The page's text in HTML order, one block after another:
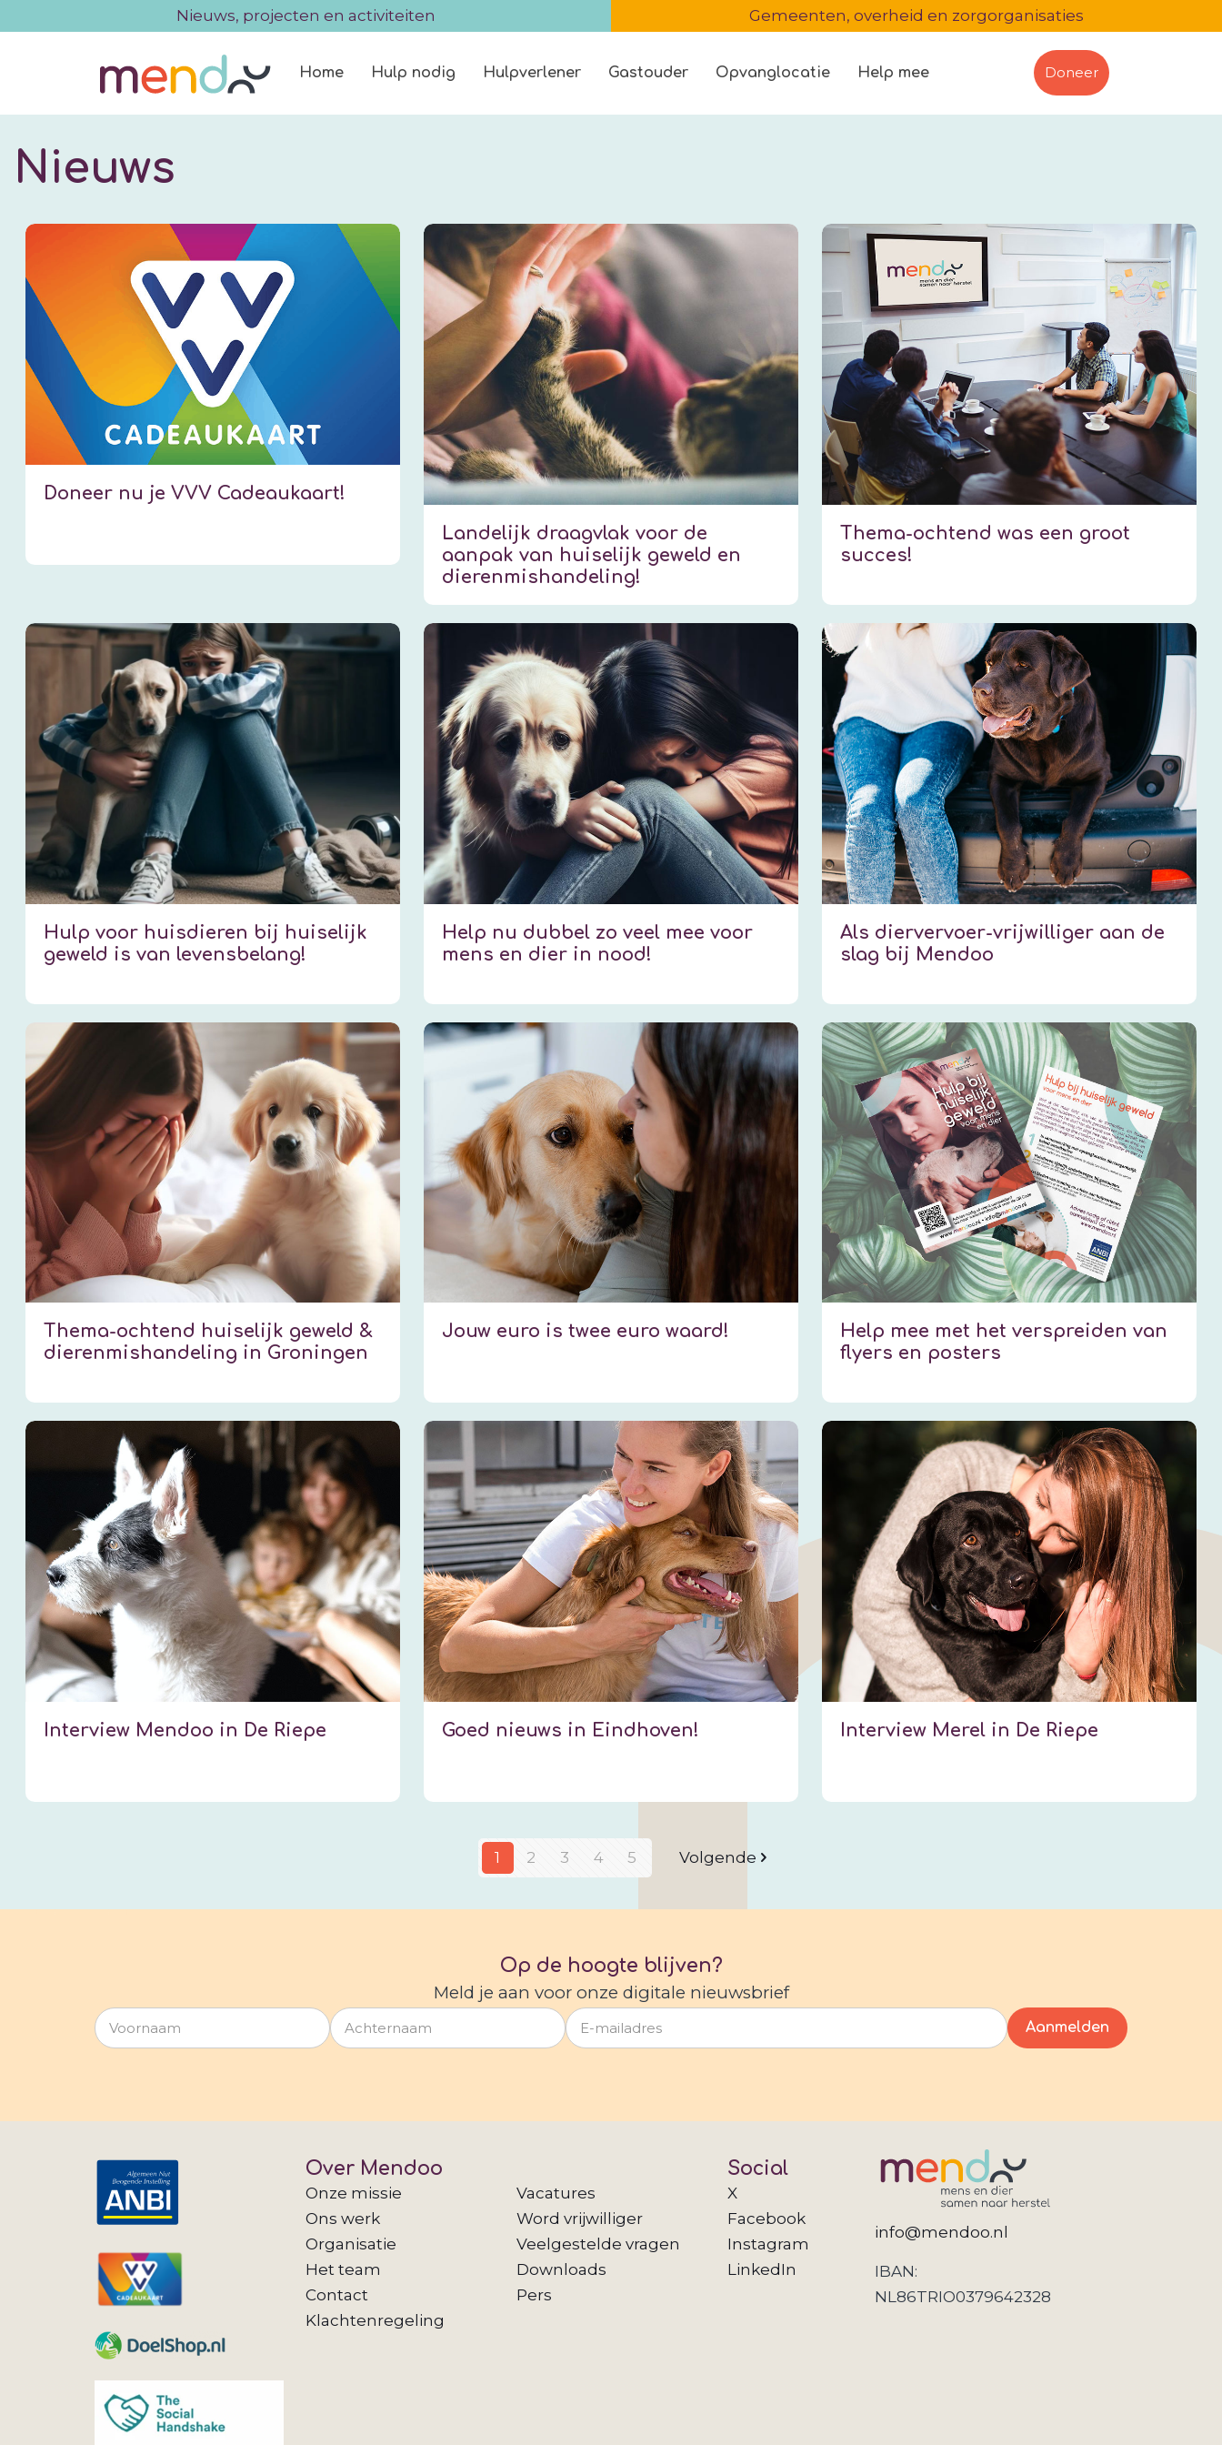
Nieuws, projecten en activiteiten Gemeenten, overheid en zorgorganisaties
Home Hulp nodig Hulpverlener Gastouder Opvanglocatie Help mee Doneer
Nieuws
Doneer nu je VVV Cadeaukaart!
Landelijk draagvlak voor de
aanpak van huiselijk geweld en
dierenmishandeling!
Thema-ochtend was een groot
succes!
Hulp voor huisdieren bij huiselijk
geweld is van levensbelang!
Help nu dubbel zo veel mee voor
mens en dier in nood!
Als diervervoer-vrijwilliger aan de
slag bij Mendoo
Thema-ochtend huiselijk geweld &
dierenmishandeling in Groningen
Jouw euro is twee euro waard!
Help mee met het verspreiden van
flyers en posters
Interview Mendoo in De Riepe Goed nieuws in Eindhoven! Interview Merel in De Riepe
1 2 3 4 5 Volgende
Op de hoogte blijven?
Meld je aan voor onze digitale nieuwsbrief
Over Mendoo
Onze missie
Ons werk
Organisatie
Het team
Contact
Klachtenregeling
Vacatures
Word vrijwilliger
Veelgestelde vragen
Downloads
Pers
Social
X
Facebook
Instagram
LinkedIn
info@mendoo.nl
IBAN:
NL86TRIO0379642328